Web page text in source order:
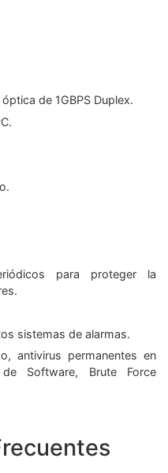
de 1GBPS Duplex.
para proteger la
sistemas de alarmas.
antivirus permanentes en
Software, Brute Force